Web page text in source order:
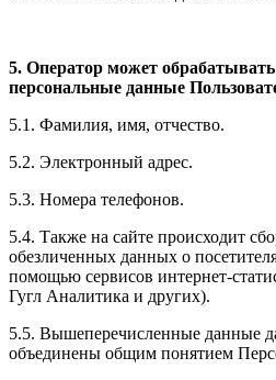
5. Оператор может
персональные данные
5.1. Фамилия, имя, отчество.
5.2. Электронный адрес.
5.3. Номера телефонов.
5.4. Также на сайте происходит
обезличенных данных о
помощью сервисов интернет-
Гугл Аналитика и других).
5.5. Вышеперечисленные данные
объединены общим понятием